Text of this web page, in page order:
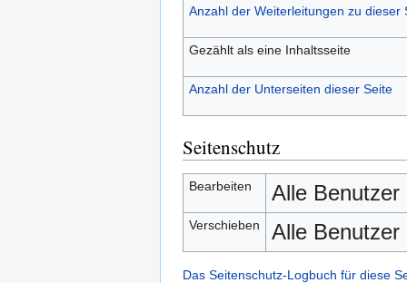
Anzahl der Weiterleitungen zu dieser
Gezählt als eine Inhaltsseite
Anzahl der Unterseiten dieser Seite
Seitenschutz
Bearbeiten Alle Benutzer
Verschieben Alle Benutzer
Das Seitenschutz-Logbuch für diese